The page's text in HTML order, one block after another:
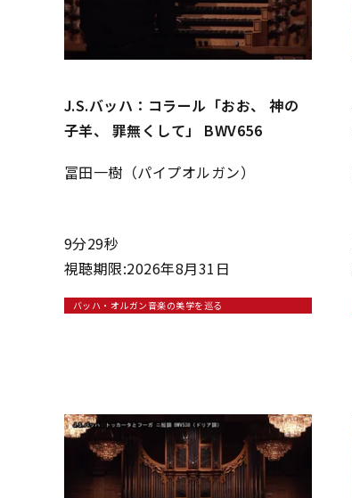
J.S.バッハ：コラール「おお、 神の
子羊、 罪無くして」 BWV656
冨田一樹（パイプオルガン）
9分29秒
視聴期限:2026年8月31日
バッハ・オルガン音楽の美学を巡る